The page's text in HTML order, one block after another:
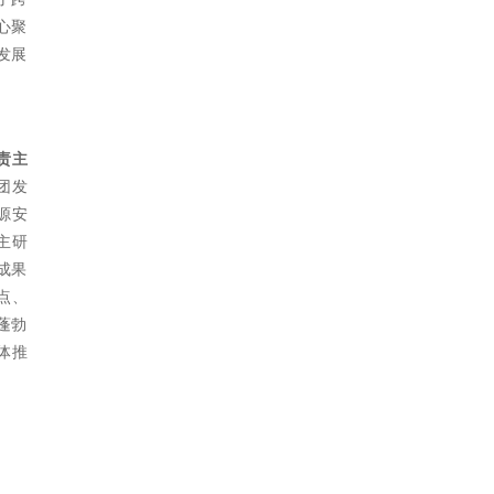
聚
展
主
发
安
研
果
、
勃
推